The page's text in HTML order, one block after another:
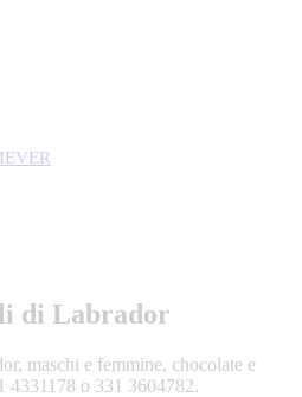
di Labrador
maschi e femmine, chocolate e
o 331 3604782.